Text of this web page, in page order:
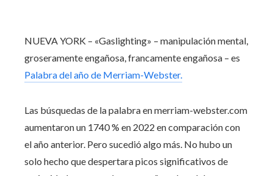
NUEVA YORK – «Gaslighting» – manipulación mental,
groseramente engañosa, francamente engañosa – es
Palabra del año de Merriam-Webster.
Las búsquedas de la palabra en merriam-webster.com
aumentaron un 1740 % en 2022 en comparación con
el año anterior. Pero sucedió algo más. No hubo un
solo hecho que despertara picos significativos de